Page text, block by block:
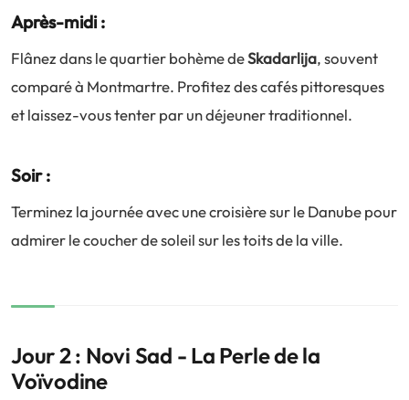
Après-midi :
Flânez dans le quartier bohème deSkadarlija, souvent
comparé à Montmartre. Profitez des cafés pittoresques
et laissez-vous tenter par un déjeuner traditionnel.
Soir :
Terminez la journée avec une croisière sur le Danube pour
admirer le coucher de soleil sur les toits de la ville.
Jour 2 : Novi Sad - La Perle de la
Voïvodine